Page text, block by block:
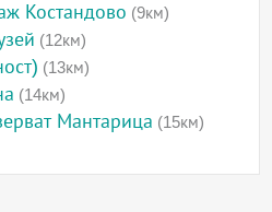
Костандово (9км)
(12км)
(13км)
(14км)
Мантарица (15км)